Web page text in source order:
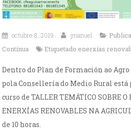
octubre 8, 2019 jmanuel
Contínua
Etiquetado enerxías
Dentro do Plan de Formación ao Agro
pola Consellería do Medio Rural
curso de TALLER TEMÁTICO SOBRE O
ENERXÍAS RENOVABLES NA
de 10 horas.